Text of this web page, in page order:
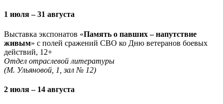
1 июля – 31 августа
Выставка экспонатов «Память о павших – напутствие
живым» с полей сражений СВО ко Дню ветеранов боевых
действий, 12+
Отдел отраслевой литературы
(М. Ульяновой, 1, зал № 12)
2 июля – 14 августа